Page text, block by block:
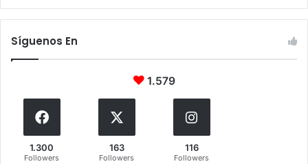
Síguenos En
1.579
1.300
Followers
163
Followers
116
Followers